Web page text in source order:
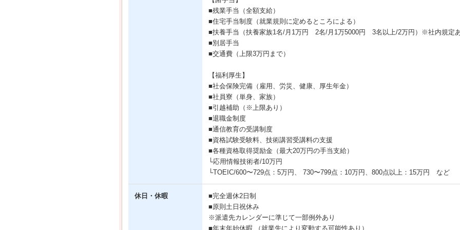
■残業手当（全額支給）
■住宅手当制度（就業規則に定めるところによる）
■扶養手当（扶養家族1名/月1万円 2名/月1万5000円 3名以上/2万円）※社内規定
■別居手当
■交通費（上限3万円まで）
【福利厚生】
■社会保険完備（雇用、労災、健康、厚生年金）
■社員寮（単身、家族）
■引越補助（※上限あり）
■退職金制度
■通信教育の受講制度
■資格試験受験料、技術講習受講料の支援
■各種資格取得奨励金（最大20万円の手当支給）
└応用情報技術者/10万円
└TOEIC/600〜729点：5万円、 730〜799点：10万円、800点以上：15万円 など
休日・休暇
■完全週休2日制
■原則土日祝休み
※派遣先カレンダーに準じて一部例外あり
■年末年始休暇 （就業先により変動する可能性あり）